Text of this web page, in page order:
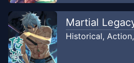
Martial
Historical, Action,